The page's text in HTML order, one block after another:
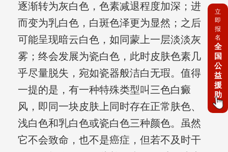
逐渐转为灰白色，色素减退程度加深；进
而变为乳白色，白斑色泽更为显然；之后
可能呈现暗云白色，如同蒙上一层淡淡灰
雾；终会发展为瓷白色，此时皮肤色素几
乎尽量脱失，宛如瓷器般洁白无瑕。值得
一提的是，有一种特殊类型叫三色白癜
风，即同一块皮肤上同时存在正常肤色、
浅白色和乳白色或瓷白色三种颜色。虽然
它不会致命，也不是癌症，但若不及时干
立
即
报
名
全
国
公
益
援
助